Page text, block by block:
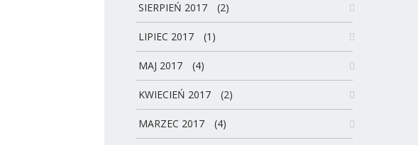
SIERPIEŃ 2017 (2)
LIPIEC 2017 (1)
MAJ 2017 (4)
KWIECIEŃ 2017 (2)
MARZEC 2017 (4)